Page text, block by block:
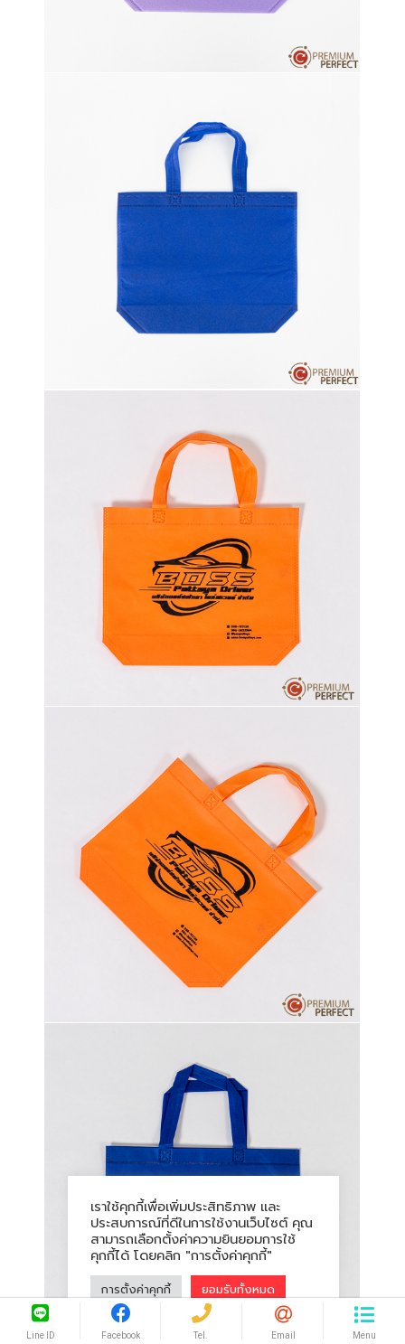
เราใช้คุกกี้เพื่อเพิ่มประสิทธิภาพ และ
ประสบการณ์ที่ดีในการใช้งานเว็บไซต์ คุณ
สามารถเลือกตั้งค่าความยินยอมการใช้
คุกกี้ได้ โดยคลิก "การตั้งค่าคุกกี้"
การตั้งค่าคุกกี้ ยอมรับทั้งหมด